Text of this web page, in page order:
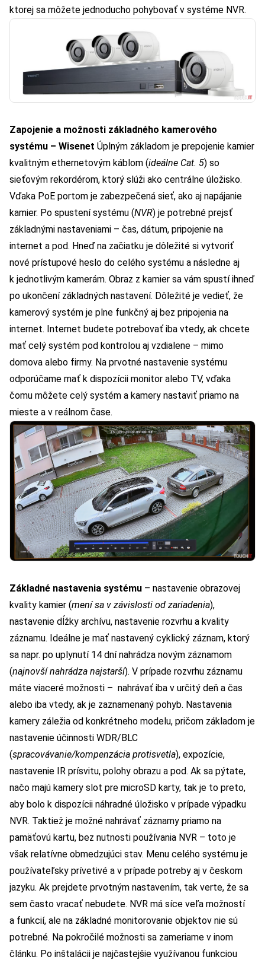
ktorej sa môžete jednoducho pohybovať v systéme NVR.
Zapojenie a možnosti základného kamerového
systému – Wisenet Úplným základom je prepojenie kamier
kvalitným ethernetovým káblom (ideálne Cat. 5) so
sieťovým rekordérom, ktorý slúži ako centrálne úložisko.
Vďaka PoE portom je zabezpečená sieť, ako aj napájanie
kamier. Po spustení systému (NVR) je potrebné prejsť
základnými nastaveniami – čas, dátum, pripojenie na
internet a pod. Hneď na začiatku je dôležité si vytvoriť
nové prístupové heslo do celého systému a následne aj
k jednotlivým kamerám. Obraz z kamier sa vám spustí ihneď
po ukončení základných nastavení. Dôležité je vedieť, že
kamerový systém je plne funkčný aj bez pripojenia na
internet. Internet budete potrebovať iba vtedy, ak chcete
mať celý systém pod kontrolou aj vzdialene – mimo
domova alebo firmy. Na prvotné nastavenie systému
odporúčame mať k dispozícii monitor alebo TV, vďaka
čomu môžete celý systém a kamery nastaviť priamo na
mieste a v reálnom čase.
Základné nastavenia systému – nastavenie obrazovej
kvality kamier (mení sa v závislosti od zariadenia),
nastavenie dĺžky archívu, nastavenie rozvrhu a kvality
záznamu. Ideálne je mať nastavený cyklický záznam, ktorý
sa napr. po uplynutí 14 dní nahrádza novým záznamom
(najnovší nahrádza najstarší). V prípade rozvrhu záznamu
máte viaceré možnosti – nahrávať iba v určitý deň a čas
alebo iba vtedy, ak je zaznamenaný pohyb. Nastavenia
kamery záležia od konkrétneho modelu, pričom základom je
nastavenie účinnosti WDR/BLC
(spracovávanie/kompenzácia protisvetla), expozície,
nastavenie IR prísvitu, polohy obrazu a pod. Ak sa pýtate,
načo majú kamery slot pre microSD karty, tak je to preto,
aby bolo k dispozícii náhradné úložisko v prípade výpadku
NVR. Taktiež je možné nahrávať záznamy priamo na
pamäťovú kartu, bez nutnosti používania NVR – toto je
však relatívne obmedzujúci stav. Menu celého systému je
používateľsky prívetivé a v prípade potreby aj v českom
jazyku. Ak prejdete prvotným nastavením, tak verte, že sa
sem často vracať nebudete. NVR má síce veľa možností
a funkcií, ale na základné monitorovanie objektov nie sú
potrebné. Na pokročilé možnosti sa zameriame v inom
článku. Po inštalácii je najčastejšie využívanou funkciou